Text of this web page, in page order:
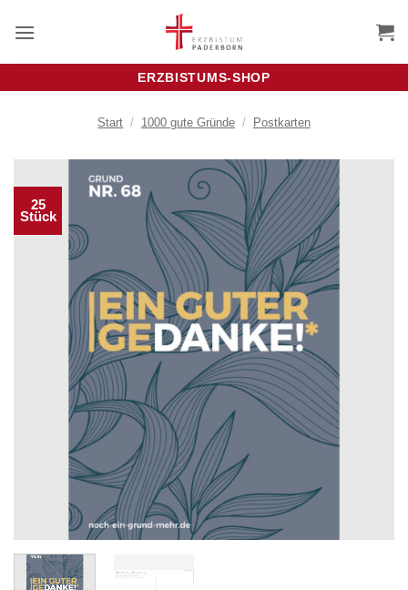
Inhalt
ERZBISTUMS-SHOP
Start / 1000 gute Gründe / Postkarten
25
Stück